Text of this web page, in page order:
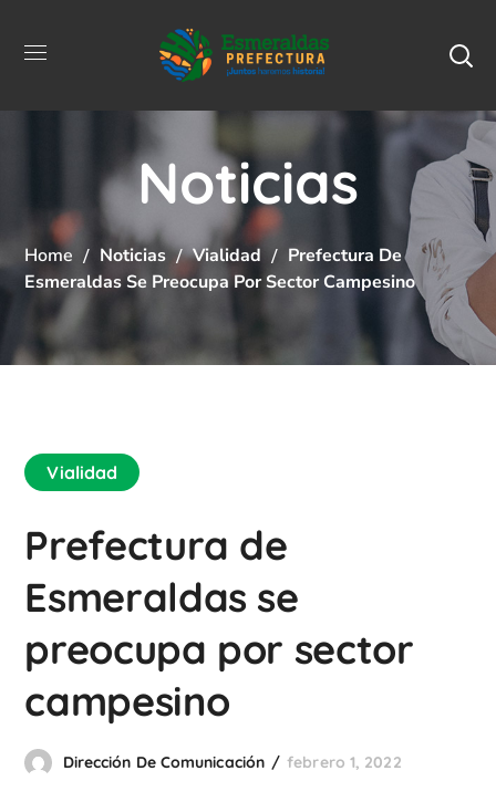
Noticias
Home Noticias Vialidad
Prefectura De
Esmeraldas Se Preocupa Por Sector Campesino
Vialidad
Prefectura de
Esmeraldas se
preocupa por sector
campesino
Dirección De Comunicación febrero 1, 2022